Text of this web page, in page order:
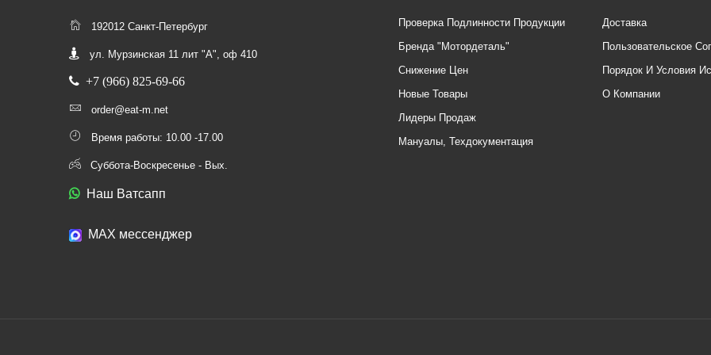
192012 Санкт-Петербург
ул. Мурзинская 11 лит "А", оф 410
+7 (966) 825-69-66
order@eat-m.net
Время работы: 10.00 -17.00
Суббота-Воскресенье - Вых.
Наш Ватсапп
МАХ мессенджер
Проверка Подлинности Продукции
Бренда "Мотордеталь"
Снижение Цен
Новые Товары
Лидеры Продаж
Мануалы, Техдокументация
Доставка
Пользовательское
Порядок И Условия
О Компании